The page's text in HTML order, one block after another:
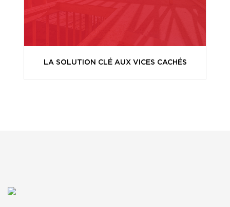
LA SOLUTION CLÉ AUX VICES CACHÉS